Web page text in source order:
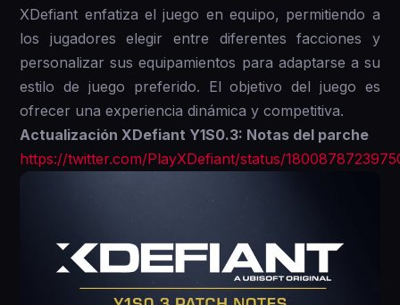
XDefiant enfatiza el juego en equipo, permitiendo a
los jugadores elegir entre diferentes facciones y
personalizar sus equipamientos para adaptarse a su
estilo de juego preferido. El objetivo del juego es
ofrecer una experiencia dinámica y competitiva.
Actualización XDefiant Y1S0.3: Notas del parche
https://twitter.com/PlayXDefiant/status/